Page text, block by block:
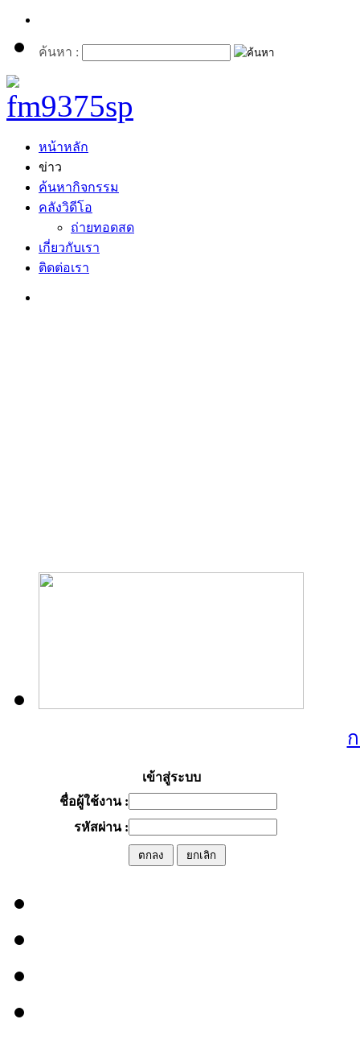
ค้นหา :
หน้าหลัก
ข่าว
ค้นหากิจกรรม
คลังวิดีโอ
ถ่ายทอดสด
เกี่ยวกับเรา
ติดต่อเรา
เข้าสู่ระบบ
ชื่อผู้ใช้งาน :
รหัสผ่าน :